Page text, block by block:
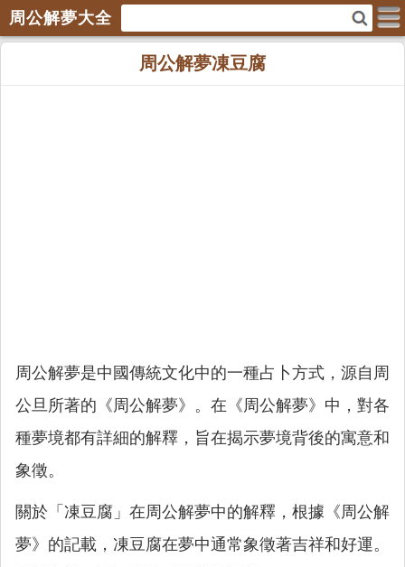
周公解夢大全
周公解夢凍豆腐
周公解夢是中國傳統文化中的一種占卜方式，源自周
公旦所著的《周公解夢》。在《周公解夢》中，對各
種夢境都有詳細的解釋，旨在揭示夢境背後的寓意和
象徵。
關於「凍豆腐」在周公解夢中的解釋，根據《周公解
夢》的記載，凍豆腐在夢中通常象徵著吉祥和好運。